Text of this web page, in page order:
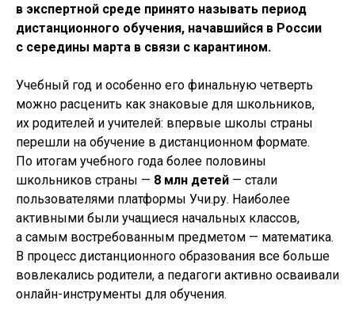
в экспертной среде принято называть период
дистанционного обучения, начавшийся в России
с середины марта в связи с карантином.
Учебный год и особенно его финальную четверть
можно расценить как знаковые для школьников,
их родителей и учителей: впервые школы страны
перешли на обучение в дистанционном формате.
По итогам учебного года более половины
школьников страны — 8 млн детей — стали
пользователями платформы Учи.ру. Наиболее
активными были учащиеся начальных классов,
а самым востребованным предметом — математика.
В процесс дистанционного образования все больше
вовлекались родители, а педагоги активно осваивали
онлайн-инструменты для обучения.